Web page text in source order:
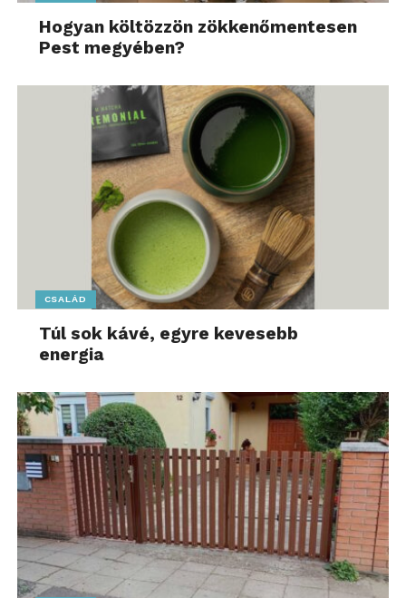
Hogyan költözzön zökkenőmentesen
Pest megyében?
CSALÁD
Túl sok kávé, egyre kevesebb
energia